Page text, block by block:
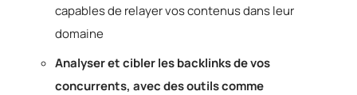
capables de relayer vos contenus dans leur
domaine
Analyser et cibler les backlinks de vos
concurrents, avec des outils comme